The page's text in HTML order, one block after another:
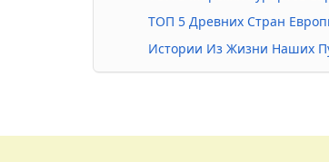
ТОП 5 Древних Стран
Истории Из Жизни Наших